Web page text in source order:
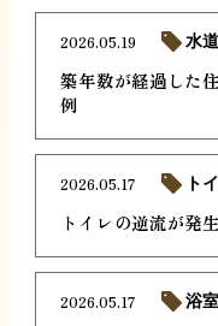
築年数が経過した
例
2026.05.19 水
トイレの逆流が発
2026.05.17 ト
2026.05.17 浴室